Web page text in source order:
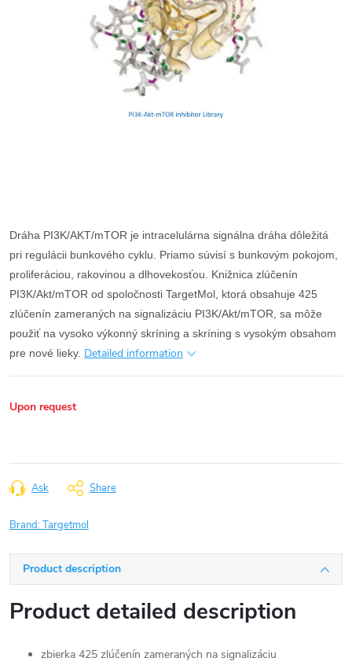
Dráha PI3K/AKT/mTOR je intracelulárna signálna dráha dôležitá
pri regulácii bunkového cyklu. Priamo súvisí s bunkovým pokojom,
proliferáciou, rakovinou a dlhovekosťou. Knižnica zlúčenín
PI3K/Akt/mTOR od spoločnosti TargetMol, ktorá obsahuje 425
zlúčenín zameraných na signalizáciu PI3K/Akt/mTOR, sa môže
použiť na vysoko výkonný skríning a skríning s vysokým obsahom
pre nové lieky. Detailed information
Upon request
Ask Share
Brand:Targetmol
Product description
Product detailed description
zbierka 425 zlúčenín zameraných na signalizáciu